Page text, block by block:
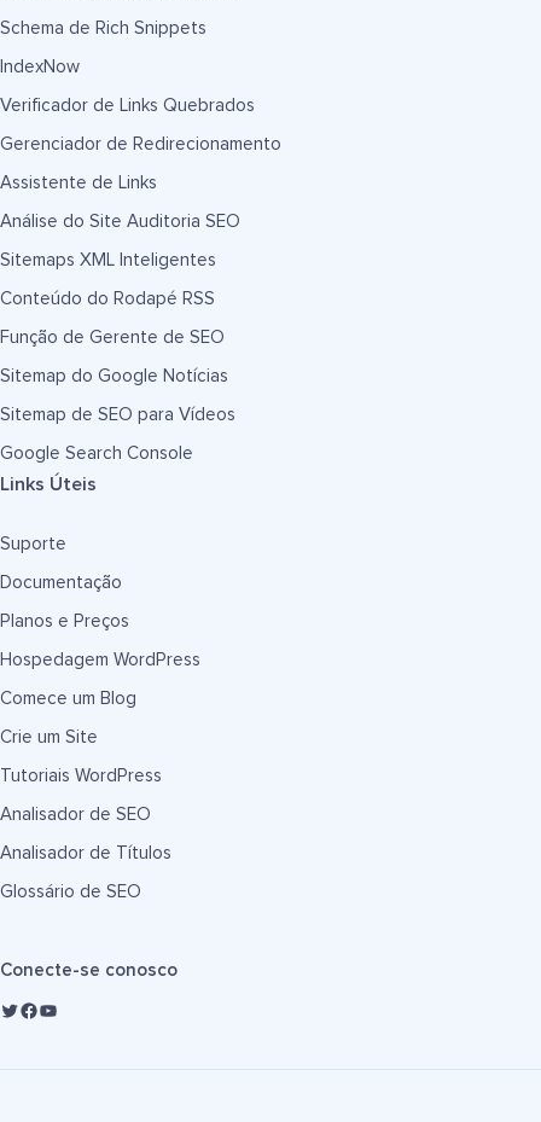
Schema de Rich Snippets
IndexNow
Verificador de Links Quebrados
Gerenciador de Redirecionamento
Assistente de Links
Análise do Site Auditoria SEO
Sitemaps XML Inteligentes
Conteúdo do Rodapé RSS
Função de Gerente de SEO
Sitemap do Google Notícias
Sitemap de SEO para Vídeos
Google Search Console
Links Úteis
Suporte
Documentação
Planos e Preços
Hospedagem WordPress
Comece um Blog
Crie um Site
Tutoriais WordPress
Analisador de SEO
Analisador de Títulos
Glossário de SEO
Conecte-se conosco